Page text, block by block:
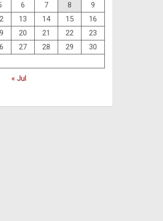
6 7 8
9
13 14 15
16
20 21 22
23
27 28 29
30
« Jul